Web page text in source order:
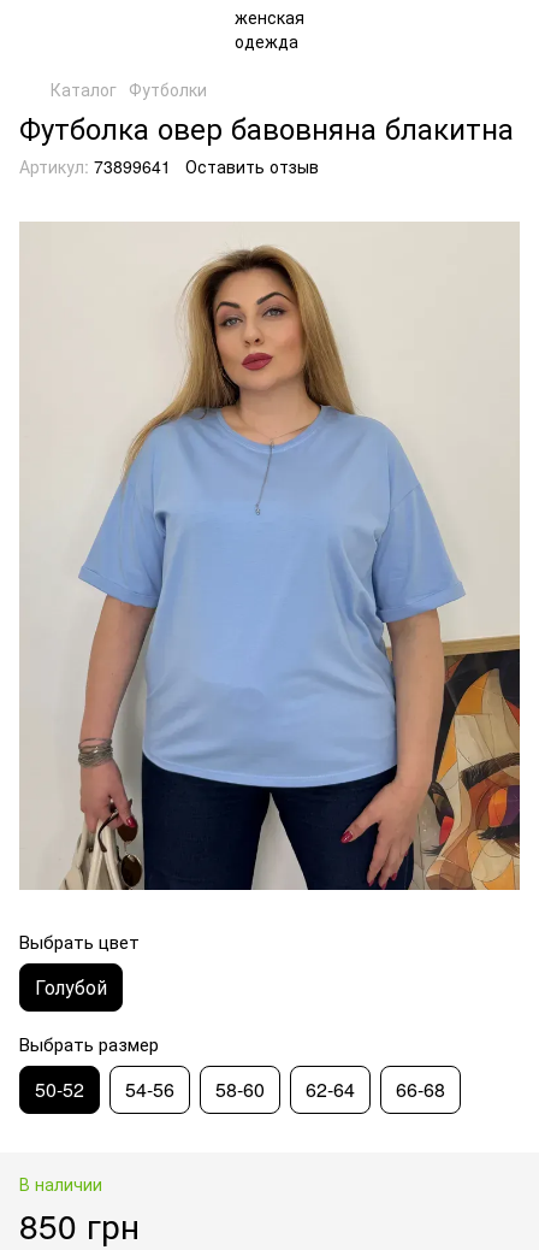
Каталог Футболки
Футболка овер бавовняна блакитна
Артикул: 73899641 Оставить отзыв
Выбрать цвет
Голубой
Выбрать размер
50-52 54-56 58-60 62-64 66-68
В наличии
850 грн